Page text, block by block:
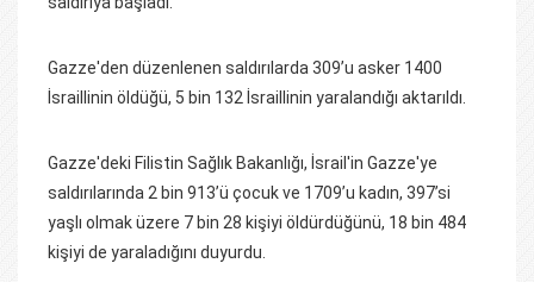
Gazze'den düzenlenen saldırılarda 309’u asker 1400
İsraillinin öldüğü, 5 bin 132 İsraillinin yaralandığı aktarıldı.
Gazze'deki Filistin Sağlık Bakanlığı, İsrail'in Gazze'ye
saldırılarında 2 bin 913’ü çocuk ve 1709’u kadın, 397’si
yaşlı olmak üzere 7 bin 28 kişiyi öldürdüğünü, 18 bin 484
kişiyi de yaraladığını duyurdu.